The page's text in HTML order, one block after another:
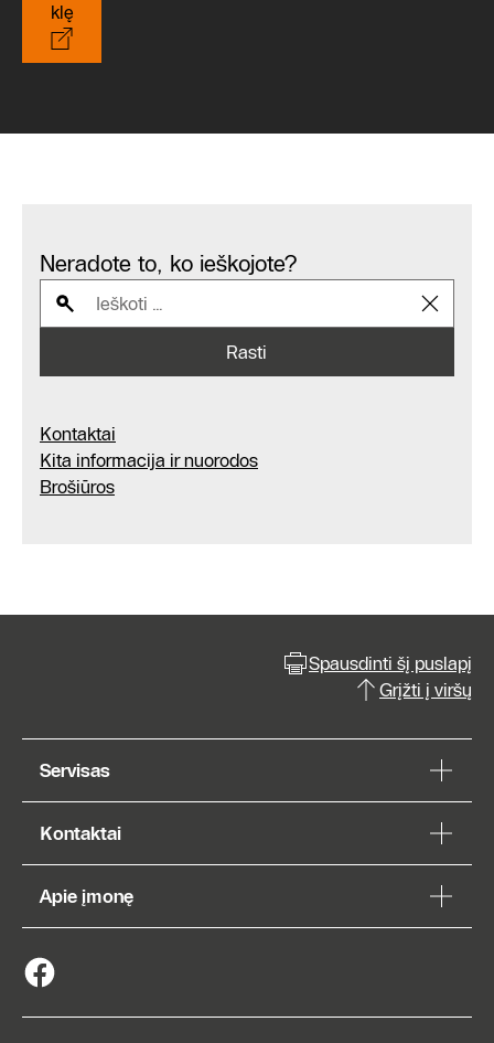
klę
Neradote to, ko ieškojote?
Rasti
Kontaktai
Kita informacija ir nuorodos
Brošiūros
Spausdinti šį puslapį
Grįžti į viršų
Servisas
Kontaktai
Apie įmonę